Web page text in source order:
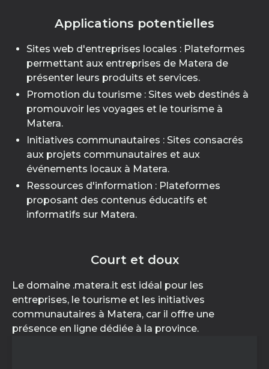
Applications potentielles
Sites web d'entreprises locales : Plateformes
permettant aux entreprises de Matera de
présenter leurs produits et services.
Promotion du tourisme : Sites web destinés à
promouvoir les voyages et le tourisme à
Matera.
Initiatives communautaires : Sites consacrés
aux projets communautaires et aux
événements locaux à Matera.
Ressources d'information : Plateformes
proposant des contenus éducatifs et
informatifs sur Matera.
Court et doux
Le domaine .matera.it est idéal pour les
entreprises, le tourisme et les initiatives
communautaires à Matera, car il offre une
présence en ligne dédiée à la province.